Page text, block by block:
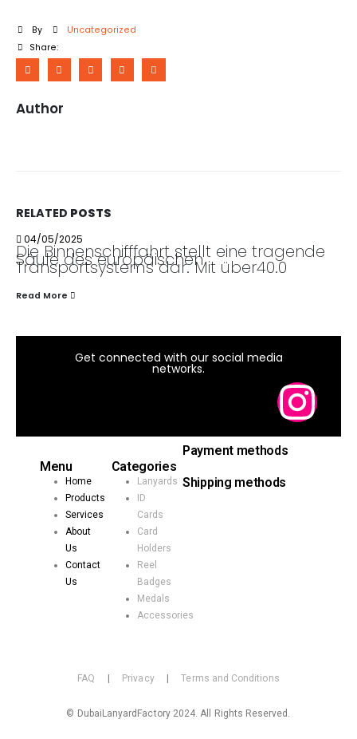
By
Uncategorized
Share:
Author
RELATED POSTS
04/05/2025
Die Binnenschifffahrt stellt eine tragende
Säule des europäischen
Transportsystems dar. Mit über40.0
Read More
Get connected with our social media
networks.
Menu
Home
Products
Services
About
Us
Contact
Us
Categories
Lanyards
ID
Cards
Card
Holders
Reel
Badges
Medals
Accessories
Payment methods
Shipping methods
FAQ Privacy|Terms and Conditions
© DubaiLanyardFactory 2024. All Rights Reserved.